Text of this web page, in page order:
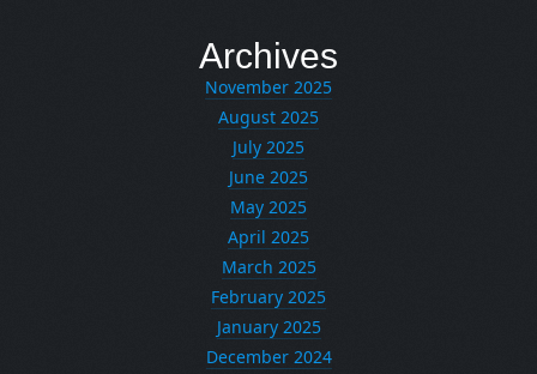
Archives
November 2025
August 2025
July 2025
June 2025
May 2025
April 2025
March 2025
February 2025
January 2025
December 2024